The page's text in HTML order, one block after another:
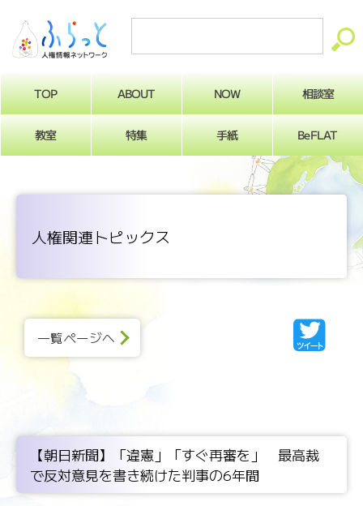
TOP ABOUT NOW 相談室
教室 特集 手紙 BeFLAT
人権関連トピックス
一覧ページへ
【朝日新聞】「違憲」「すぐ再審を」 最高裁
で反対意見を書き続けた判事の6年間